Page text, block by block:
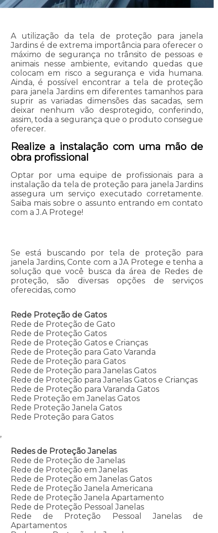
A utilização da tela de proteção para janela
Jardins é de extrema importância para oferecer o
máximo de segurança no trânsito de pessoas e
animais nesse ambiente, evitando quedas que
colocam em risco a segurança e vida humana.
Ainda, é possível encontrar a tela de proteção
para janela Jardins em diferentes tamanhos para
suprir as variadas dimensões das sacadas, sem
deixar nenhum vão desprotegido, conferindo,
assim, toda a segurança que o produto consegue
oferecer.
Realize a instalação com uma mão de
obra profissional
Optar por uma equipe de profissionais para a
instalação da tela de proteção para janela Jardins
assegura um serviço executado corretamente.
Saiba mais sobre o assunto entrando em contato
com a J.A Protege!
Se está buscando por tela de proteção para
janela Jardins, Conte com a JA Protege e tenha a
solução que você busca da área de Redes de
proteção, são diversas opções de serviços
oferecidas, como
Rede Proteção de Gatos
Rede de Proteção de Gato
Rede de Proteção Gatos
Rede de Proteção Gatos e Crianças
Rede de Proteção para Gato Varanda
Rede de Proteção para Gatos
Rede de Proteção para Janelas Gatos
Rede de Proteção para Janelas Gatos e Crianças
Rede de Proteção para Varanda Gatos
Rede Proteção em Janelas Gatos
Rede Proteção Janela Gatos
Rede Proteção para Gatos
,
Redes de Proteção Janelas
Rede de Proteção de Janelas
Rede de Proteção em Janelas
Rede de Proteção em Janelas Gatos
Rede de Proteção Janela Americana
Rede de Proteção Janela Apartamento
Rede de Proteção Pessoal Janelas
Rede de Proteção Pessoal Janelas de
Apartamentos